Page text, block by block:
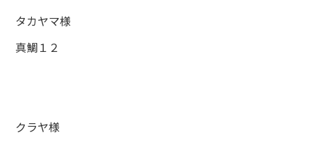
タカヤマ様
真鯛１２
クラヤ様